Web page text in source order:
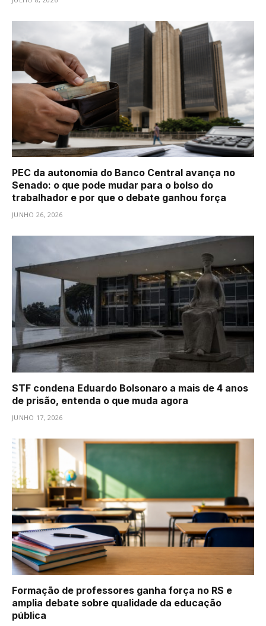
PEC da autonomia do Banco Central avança no
Senado: o que pode mudar para o bolso do
trabalhador e por que o debate ganhou força
JUNHO 26, 2026
STF condena Eduardo Bolsonaro a mais de 4 anos
de prisão, entenda o que muda agora
JUNHO 17, 2026
Formação de professores ganha força no RS e
amplia debate sobre qualidade da educação
pública